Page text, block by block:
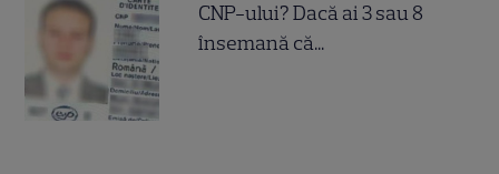
CNP-ului? Dacă ai 3 sau 8
însemană că...